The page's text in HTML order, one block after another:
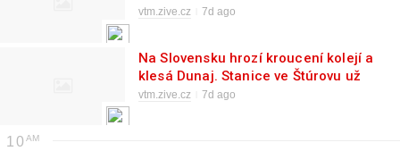
Volcano rozprskne 960 protitankových
vtm.zive.cz 7d ago
Na Slovensku hrozí kroucení kolejí a
klesá Dunaj. Stanice ve Štúrovu už
dokonce měří záporné hodnoty
vtm.zive.cz 7d ago
10